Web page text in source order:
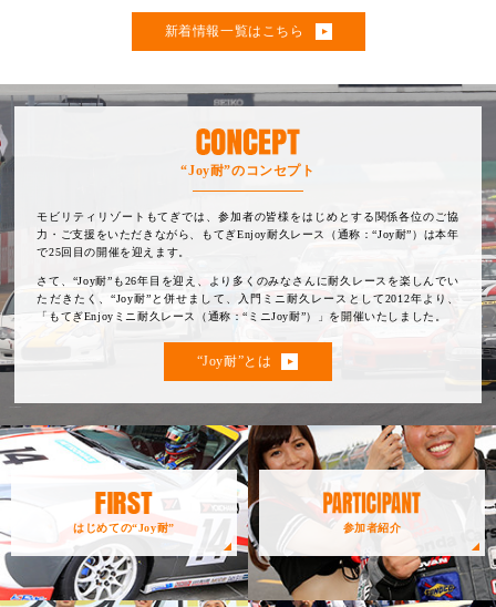
新着情報一覧はこちら
“Joy耐”のコンセプト
モビリティリゾートもてぎでは、参加者の皆様をはじめとする関係各位のご協
力・ご支援をいただきながら、もてぎEnjoy耐久レース（通称：“Joy耐”）は本年
で25回目の開催を迎えます。
さて、“Joy耐”も26年目を迎え、より多くのみなさんに耐久レースを楽しんでい
ただきたく、“Joy耐”と併せまして、入門ミニ耐久レースとして2012年より、
「もてぎEnjoyミニ耐久レース（通称：“ミニJoy耐”）」を開催いたしました。
“Joy耐”とは
はじめての“Joy耐” 参加者紹介